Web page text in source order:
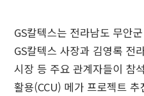
GS칼텍스는 전라남도 무안
GS칼텍스 사장과 김영록 전
시장 등 주요 관계자들이 참
활용(CCU) 메가 프로젝트